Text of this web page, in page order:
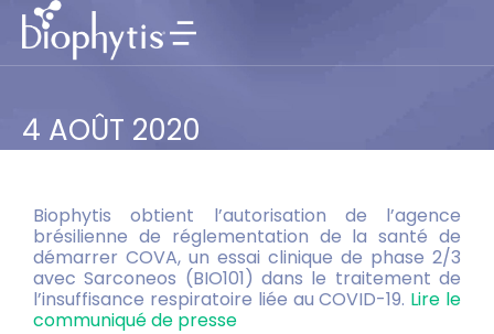
4 AOÛT 2020
Biophytis obtient l’autorisation de l’agence
brésilienne de réglementation de la santé de
démarrer COVA, un essai clinique de phase 2/3
avec Sarconeos (BIO101) dans le traitement de
l’insuffisance respiratoire liée au COVID-19. Lire le
communiqué de presse